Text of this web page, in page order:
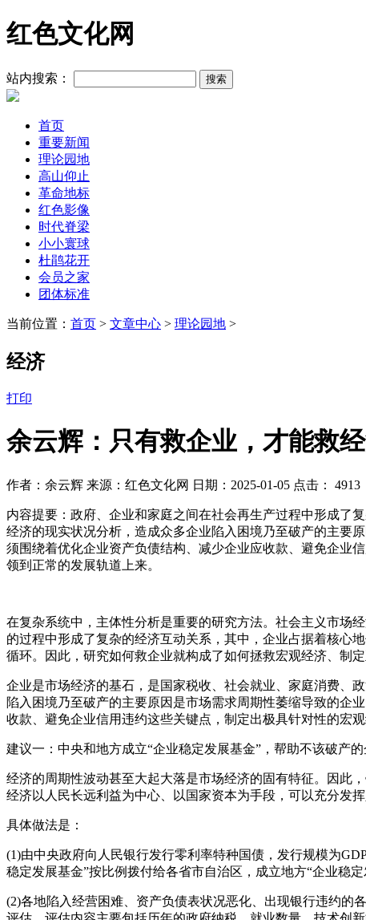
红色文化网
站内搜索：
首页
重要新闻
理论园地
高山仰止
革命地标
红色影像
时代脊梁
小小寰球
杜鹃花开
会员之家
团体标准
当前位置： 首页 > 文章中心 > 理论园地 >
经济
打印
余云辉：只有救企业，才能救
作者：余云辉 来源：红色文化网 日期：2025-01-05 点击： 4913
内容提要： 政府、企业和家庭之间在社会再生产过程中形成了
经济的现实状况分析，造成众多企业陷入困境乃至破产的主要
须围绕着优化企业资产负债结构、减少企业应收款、避免企业
领到正常的发展轨道上来。
在复杂系统中，主体性分析是重要的研究方法。社会主义市场
的过程中形成了复杂的经济互动关系，其中，企业占据着核心
循环。因此，研究如何救企业就构成了如何拯救宏观经济、制
企业是市场经济的基石，是国家税收、社会就业、家庭消费、
陷入困境乃至破产的主要原因是市场需求周期性萎缩导致的企
收款、避免企业信用违约这些关键点，制定出极具针对性的宏
建议一：中央和地方成立“企业稳定发展基金”，帮助不该破产
经济的周期性波动甚至大起大落是市场经济的固有特征。因此
经济以人民长远利益为中心、以国家资本为手段，可以充分发
具体做法是：
(1)由中央政府向人民银行发行零利率特种国债，发行规模为
稳定发展基金”按比例拨付给各省市自治区，成立地方“企业稳
(2)各地陷入经营困难、资产负债表状况恶化、出现银行违约的